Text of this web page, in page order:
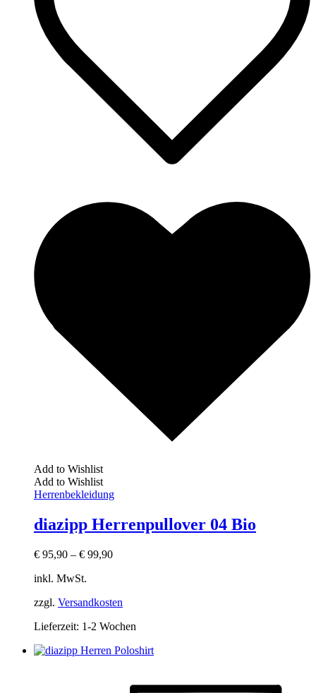
Add to Wishlist
Add to Wishlist
Herrenbekleidung
diazipp Herrenpullover 04 Bio
€ 95,90 – € 99,90
inkl. MwSt.
zzgl. Versandkosten
Lieferzeit: 1-2 Wochen